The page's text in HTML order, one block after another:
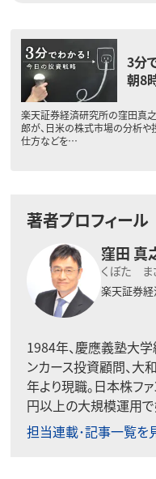
3分
朝8
楽天証券経済研究所の窪田真之
郎が、日米の株式市場の分析や
仕方などを…
著者プロフィール
窪田 真
くぼた ま
楽天証券
1984年、慶應義塾大
ンカース投資顧問、
年より現職。日本株フ
円以上の大規模運用で
担当連載･記事一覧を